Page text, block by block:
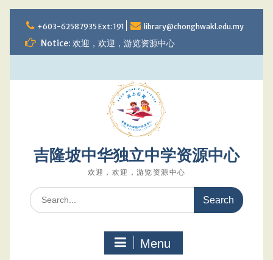
to
content
+603-62587935 Ext: 191 library@chonghwakl.edu.my
Notice: 欢迎，欢迎，游览资源中心
吉隆坡中华独立中学资源中心
欢迎，欢迎，游览资源中心
Search
for:
Menu